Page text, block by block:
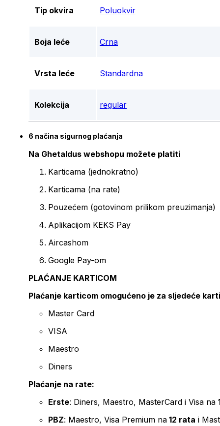
Tip okvira Poluokvir
Boja leće Crna
Vrsta leće Standardna
Kolekcija regular
6 načina sigurnog plaćanja
Na Ghetaldus webshopu možete platiti
Karticama (jednokratno)
Karticama (na rate)
Pouzećem (gotovinom prilikom preuzimanja)
Aplikacijom KEKS Pay
Aircashom
Google Pay-om
PLAĆANJE KARTICOM
Plaćanje karticom omogućeno je za sljedeće
Master Card
VISA
Maestro
Diners
Plaćanje na rate:
Erste: Diners, Maestro, MasterCard i Visa na
PBZ: Maestro, Visa Premium na 12 rata i